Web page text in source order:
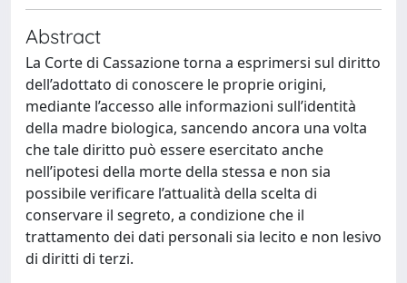
Abstract
La Corte di Cassazione torna a esprimersi sul diritto
dell’adottato di conoscere le proprie origini,
mediante l’accesso alle informazioni sull’identità
della madre biologica, sancendo ancora una volta
che tale diritto può essere esercitato anche
nell’ipotesi della morte della stessa e non sia
possibile verificare l’attualità della scelta di
conservare il segreto, a condizione che il
trattamento dei dati personali sia lecito e non lesivo
di diritti di terzi.